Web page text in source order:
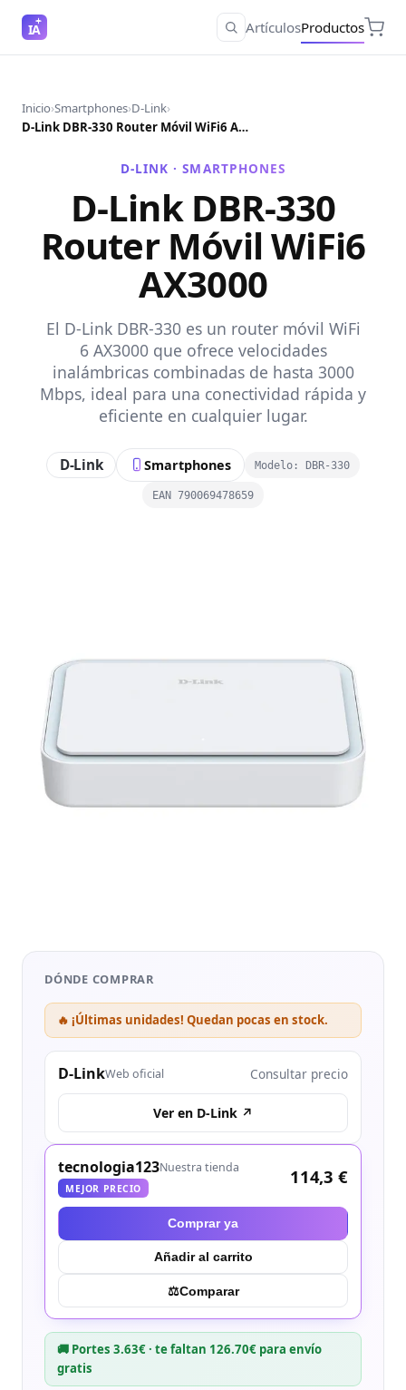
IA ArtículosProductos
Inicio›Smartphones›D-Link›
D-Link DBR-330 Router Móvil WiFi6 AX3000
D-LINK ·SMARTPHONES
D-Link DBR-330
Router Móvil WiFi6
AX3000
El D-Link DBR-330 es un router móvil WiFi
6 AX3000 que ofrece velocidades
inalámbricas combinadas de hasta 3000
Mbps, ideal para una conectividad rápida y
eficiente en cualquier lugar.
D-Link Smartphones Modelo: DBR-330
EAN 790069478659
DÓNDE COMPRAR
🔥 ¡Últimas unidades! Quedan pocas en stock.
D-LinkWeb oficial Consultar precio
Ver en D-Link ↗
tecnologia123Nuestra tienda
MEJOR PRECIO
114,3 €
Comprar ya
Añadir al carrito
⚖︎Comparar
🚚 Portes 3.63€ · te faltan 126.70€ para envío
gratis